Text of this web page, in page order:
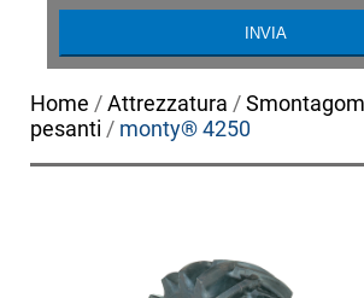
Home /Attrezzatura /
pesanti / monty® 4250